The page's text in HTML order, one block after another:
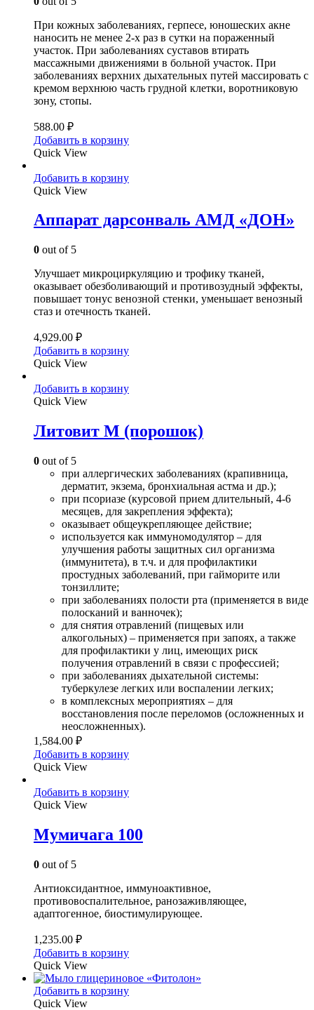
При кожных заболеваниях, герпесе, юношеских акне
наносить не менее 2-х раз в сутки на пораженный
участок. При заболеваниях суставов втирать
массажными движениями в больной участок. При
заболеваниях верхних дыхательных путей массировать с
кремом верхнюю часть грудной клетки, воротниковую
зону, стопы.
588.00 ₽
Добавить в корзину
Quick View
Добавить в корзину
Quick View
Аппарат дарсонваль АМД «ДОН»
0 out of 5
Улучшает микроциркуляцию и трофику тканей,
оказывает обезболивающий и противозудный эффекты,
повышает тонус венозной стенки, уменьшает венозный
стаз и отечность тканей.
4,929.00 ₽
Добавить в корзину
Quick View
Добавить в корзину
Quick View
Литовит М (порошок)
0 out of 5
при аллергических заболеваниях (крапивница,
дерматит, экзема, бронхиальная астма и др.);
при псориазе (курсовой прием длительный, 4-6
месяцев, для закрепления эффекта);
оказывает общеукрепляющее действие;
используется как иммуномодулятор – для
улучшения работы защитных сил организма
(иммунитета), в т.ч. и для профилактики
простудных заболеваний, при гайморите или
тонзиллите;
при заболеваниях полости рта (применяется в виде
полосканий и ванночек);
для снятия отравлений (пищевых или
алкогольных) – применяется при запоях, а также
для профилактики у лиц, имеющих риск
получения отравлений в связи с профессией;
при заболеваниях дыхательной системы:
туберкулезе легких или воспалении легких;
в комплексных мероприятиях – для
восстановления после переломов (осложненных и
неосложненных).
1,584.00 ₽
Добавить в корзину
Quick View
Добавить в корзину
Quick View
Мумичага 100
0 out of 5
Антиоксидантное, иммуноактивное,
противовоспалительное, ранозаживляющее,
адаптогенное, биостимулирующее.
1,235.00 ₽
Добавить в корзину
Quick View
Добавить в корзину
Quick View